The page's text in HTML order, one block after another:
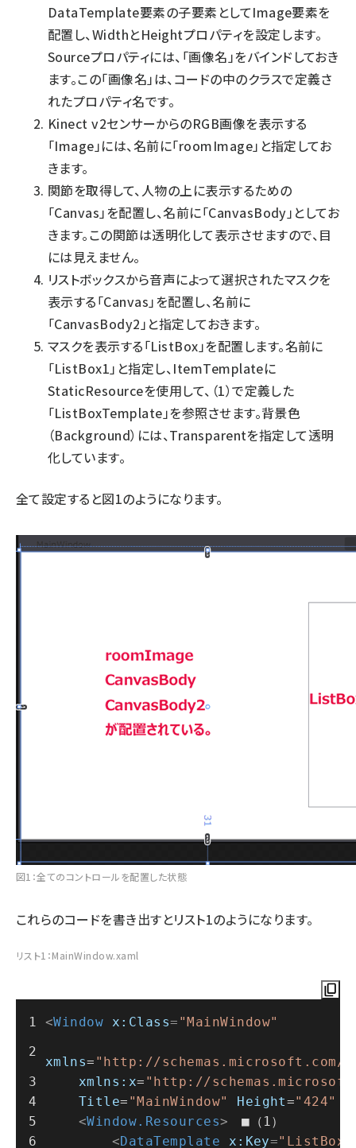
DataTemplate要素の子要素としてImage要素を
配置し、WidthとHeightプロパティを設定します。
Sourceプロパティには、「画像名」をバインドしておき
ます。この「画像名」は、コードの中のクラスで定義さ
れたプロパティ名です。
Kinect v2センサーからのRGB画像を表示する
「Image」には、名前に「roomImage」と指定してお
きます。
関節を取得して、人物の上に表示するための
「Canvas」を配置し、名前に「CanvasBody」としてお
きます。この関節は透明化して表示させますので、目
には見えません。
リストボックスから音声によって選択されたマスクを
表示する「Canvas」を配置し、名前に
「CanvasBody2」と指定しておきます。
マスクを表示する「ListBox」を配置します。名前に
「ListBox1」と指定し、ItemTemplateに
StaticResourceを使用して、（1）で定義した
「ListBoxTemplate」を参照させます。背景色
（Background）には、Transparentを指定して透明
化しています。
全て設定すると図1のようになります。
図1：全てのコントロールを配置した状態
これらのコードを書き出すとリスト1のようになります。
リスト1：MainWindow.xaml
<Window x:Class= "MainWindow"
xmlns= "http://schemas.microsoft.com/
xmlns:x= "http://
Title= "MainWindow" Height="424"
<Window.Resources> ■（1）
<DataTemplate x:Key=